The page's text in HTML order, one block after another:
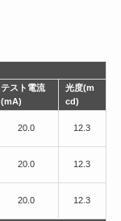
テスト電流
(mA)
光度(m
cd)
20.0 12.3
20.0 12.3
20.0 12.3